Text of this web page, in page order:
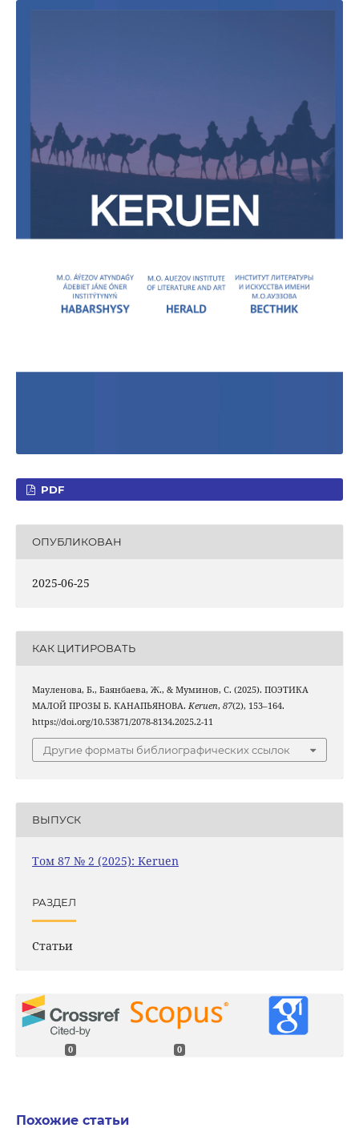
PDF
ОПУБЛИКОВАН
2025-06-25
КАК ЦИТИРОВАТЬ
Мауленова, Б., Баянбаева, Ж., & Муминов, С. (2025). ПОЭТИКА
МАЛОЙ ПРОЗЫ Б. КАНАПЬЯНОВА. Keruen, 87(2), 153–164.
https://doi.org/10.53871/2078-8134.2025.2-11
Другие форматы библиографических ссылок
ВЫПУСК
Том 87 № 2 (2025): Keruen
РАЗДЕЛ
Статьи
0 0
Похожие статьи